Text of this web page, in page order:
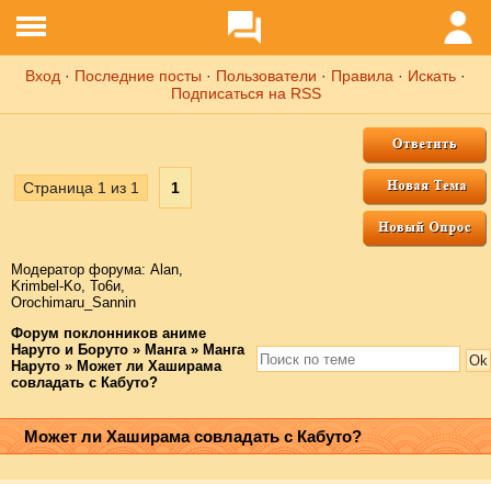
Вход · Последние посты · Пользователи · Правила · Искать ·
Подписаться на RSS
Страница 1 из 1 1
Модератор форума: Аlаn,
Krimbel-Ko, То6и,
Orochimaru_Sannin
Форум поклонников аниме
Наруто и Боруто » Манга » Манга
Наруто » Может ли Хаширама
совладать с Кабуто?
Может ли Хаширама совладать с Кабуто?